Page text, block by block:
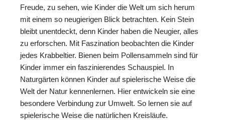
Freude, zu sehen, wie Kinder die Welt um sich herum
mit einem so neugierigen Blick betrachten. Kein Stein
bleibt unentdeckt, denn Kinder haben die Neugier, alles
zu erforschen. Mit Faszination beobachten die Kinder
jedes Krabbeltier. Bienen beim Pollensammeln sind für
Kinder immer ein faszinierendes Schauspiel. In
Naturgärten können Kinder auf spielerische Weise die
Welt der Natur kennenlernen. Hier entwickeln sie eine
besondere Verbindung zur Umwelt. So lernen sie auf
spielerische Weise die natürlichen Kreisläufe.